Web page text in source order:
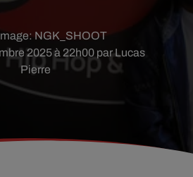
2025 à 22h00 par Lucas
Pierre
NGK_SHOOT